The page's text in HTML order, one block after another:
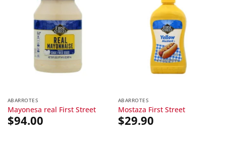
ABARROTES
Mayonesa real First Street
$94.00
ABARROTES
Mostaza First Street
$29.90